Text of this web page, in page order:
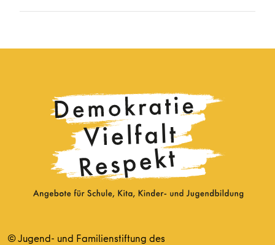
© Jugend- und Familienstiftung des